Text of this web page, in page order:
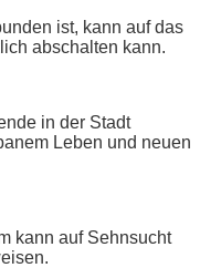
ist, kann auf das
abschalten kann.
in der Stadt
Leben und neuen
kann auf Sehnsucht